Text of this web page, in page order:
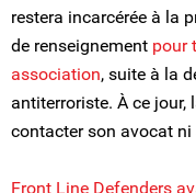
restera incarcérée à la
de renseignement pour
association, suite à la
antiterroriste. À ce jour,
contacter son avocat
Front Line Defenders